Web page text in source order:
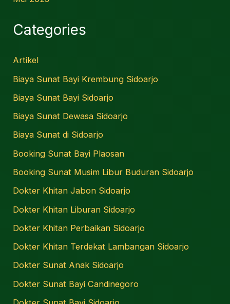
Categories
Artikel
Biaya Sunat Bayi Krembung Sidoarjo
Biaya Sunat Bayi Sidoarjo
Biaya Sunat Dewasa Sidoarjo
Biaya Sunat di Sidoarjo
Booking Sunat Bayi Plaosan
Booking Sunat Musim Libur Buduran Sidoarjo
Dokter Khitan Jabon Sidoarjo
Dokter Khitan Liburan Sidoarjo
Dokter Khitan Perbaikan Sidoarjo
Dokter Khitan Terdekat Lambangan Sidoarjo
Dokter Sunat Anak Sidoarjo
Dokter Sunat Bayi Candinegoro